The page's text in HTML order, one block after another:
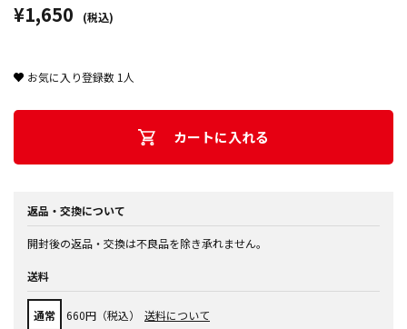
¥1,650 (税込)
お気に入り登録数 1 人
カートに入れる
返品・交換について
開封後の返品・交換は不良品を除き承れません。
送料
通常 660円（税込） 送料について